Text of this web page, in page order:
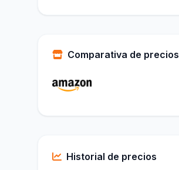
Comparativa de precios
Historial de precios